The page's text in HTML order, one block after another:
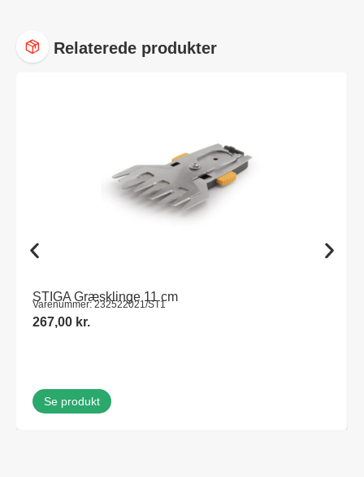
Relaterede produkter
STIGA Græsklinge 11 cm
Varenummer: 232522021/ST1
267,00 kr.
Se produkt